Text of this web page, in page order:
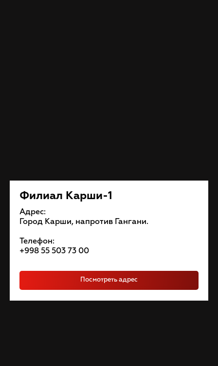
Филиал Карши-1
Адрес:
Город Карши, напротив Гангани.
Телефон:
+998 55 503 73 00
Посмотреть адрес